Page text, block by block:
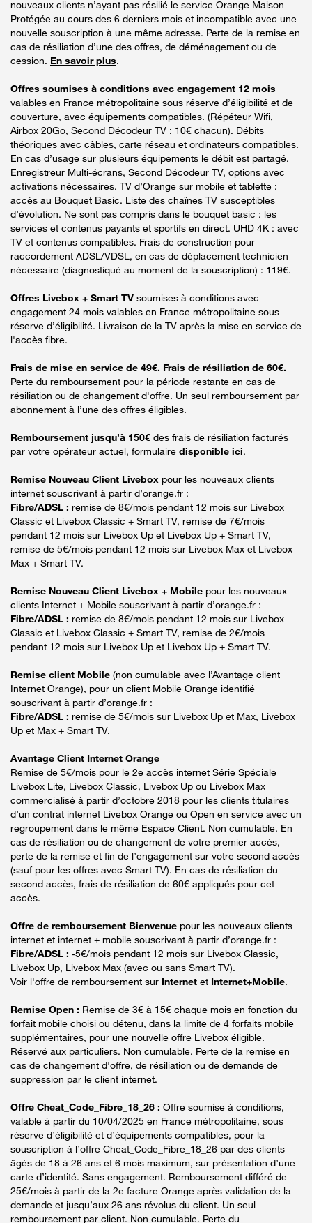
nouveaux clients n’ayant pas résilié le service Orange Maison
Protégée au cours des 6 derniers mois et incompatible avec une
nouvelle souscription à une même adresse. Perte de la remise en
cas de résiliation d’une des offres, de déménagement ou de
cession. En savoir plus.
Offres soumises à conditions avec engagement 12 mois
valables en France métropolitaine sous réserve d’éligibilité et de
couverture, avec équipements compatibles. (Répéteur Wifi,
Airbox 20Go, Second Décodeur TV : 10€ chacun). Débits
théoriques avec câbles, carte réseau et ordinateurs compatibles.
En cas d’usage sur plusieurs équipements le débit est partagé.
Enregistreur Multi-écrans, Second Décodeur TV, options avec
activations nécessaires. TV d’Orange sur mobile et tablette :
accès au Bouquet Basic. Liste des chaînes TV susceptibles
d’évolution. Ne sont pas compris dans le bouquet basic : les
services et contenus payants et sportifs en direct. UHD 4K : avec
TV et contenus compatibles. Frais de construction pour
raccordement ADSL/VDSL, en cas de déplacement technicien
nécessaire (diagnostiqué au moment de la souscription) : 119€.
Offres Livebox + Smart TV soumises à conditions avec
engagement 24 mois valables en France métropolitaine sous
réserve d’éligibilité. Livraison de la TV après la mise en service de
l'accès fibre.
Frais de mise en service de 49€. Frais de résiliation de 60€.
Perte du remboursement pour la période restante en cas de
résiliation ou de changement d'offre. Un seul remboursement par
abonnement à l’une des offres éligibles.
Remboursement jusqu’à 150€ des frais de résiliation facturés
par votre opérateur actuel, formulaire disponible ici.
Remise Nouveau Client Livebox pour les nouveaux clients
internet souscrivant à partir d’orange.fr :
Fibre/ADSL : remise de 8€/mois pendant 12 mois sur Livebox
Classic et Livebox Classic + Smart TV, remise de 7€/mois
pendant 12 mois sur Livebox Up et Livebox Up + Smart TV,
remise de 5€/mois pendant 12 mois sur Livebox Max et Livebox
Max + Smart TV.
Remise Nouveau Client Livebox + Mobile pour les nouveaux
clients Internet + Mobile souscrivant à partir d’orange.fr :
Fibre/ADSL : remise de 8€/mois pendant 12 mois sur Livebox
Classic et Livebox Classic + Smart TV, remise de 2€/mois
pendant 12 mois sur Livebox Up et Livebox Up + Smart TV.
Remise client Mobile (non cumulable avec l’Avantage client
Internet Orange), pour un client Mobile Orange identifié
souscrivant à partir d’orange.fr :
Fibre/ADSL : remise de 5€/mois sur Livebox Up et Max, Livebox
Up et Max + Smart TV.
Avantage Client Internet Orange
Remise de 5€/mois pour le 2e accès internet Série Spéciale
Livebox Lite, Livebox Classic, Livebox Up ou Livebox Max
commercialisé à partir d’octobre 2018 pour les clients titulaires
d’un contrat internet Livebox Orange ou Open en service avec un
regroupement dans le même Espace Client. Non cumulable. En
cas de résiliation ou de changement de votre premier accès,
perte de la remise et fin de l’engagement sur votre second accès
(sauf pour les offres avec Smart TV). En cas de résiliation du
second accès, frais de résiliation de 60€ appliqués pour cet
accès.
Offre de remboursement Bienvenue pour les nouveaux clients
internet et internet + mobile souscrivant à partir d’orange.fr :
Fibre/ADSL : -5€/mois pendant 12 mois sur Livebox Classic,
Livebox Up, Livebox Max (avec ou sans Smart TV).
Voir l'offre de remboursement sur Internet et Internet+Mobile.
Remise Open : Remise de 3€ à 15€ chaque mois en fonction du
forfait mobile choisi ou détenu, dans la limite de 4 forfaits mobile
supplémentaires, pour une nouvelle offre Livebox éligible.
Réservé aux particuliers. Non cumulable. Perte de la remise en
cas de changement d'offre, de résiliation ou de demande de
suppression par le client internet.
Offre Cheat_Code_Fibre_18_26 : Offre soumise à conditions,
valable à partir du 10/04/2025 en France métropolitaine, sous
réserve d’éligibilité et d’équipements compatibles, pour la
souscription à l’offre Cheat_Code_Fibre_18_26 par des clients
âgés de 18 à 26 ans et 6 mois maximum, sur présentation d’une
carte d’identité. Sans engagement. Remboursement différé de
25€/mois à partir de la 2e facture Orange après validation de la
demande et jusqu’aux 26 ans révolus du client. Un seul
remboursement par client. Non cumulable. Perte du